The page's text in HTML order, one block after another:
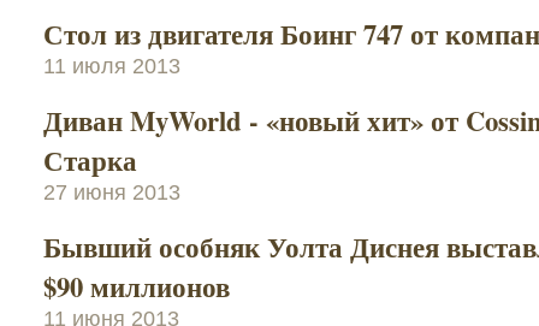
Стол из двигателя Боинг 747 от
11 июля 2013
Диван MyWorld - «новый хит» от
Старка
27 июня 2013
Бывший особняк Уолта Диснея
$90 миллионов
11 июня 2013